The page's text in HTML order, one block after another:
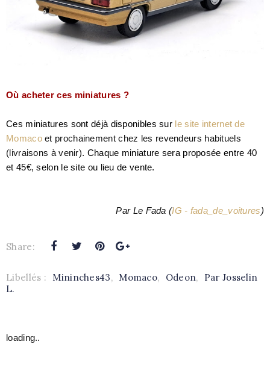
Où acheter ces miniatures ?
Ces miniatures sont déjà disponibles sur le site internet de
Momacoet prochainement chez les revendeurs habituels
(livraisons à venir). Chaque miniature sera proposée entre 40
et 45€, selon le site ou lieu de vente.
Par Le Fada(IG - fada_de_voitures)
Share:
Libellés : Mininches43, Momaco, Odeon,
Par Josselin
L.
loading..